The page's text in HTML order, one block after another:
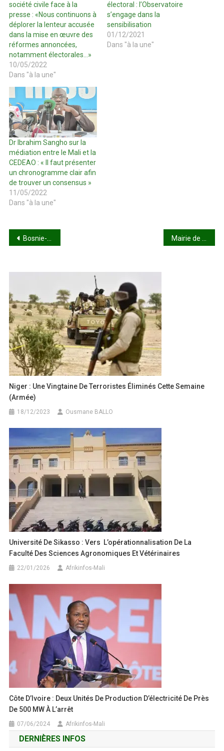
société civile face à la
presse : «Nous continuons à
déplorer la lenteur accusée
dans la mise en œuvre des
réformes annoncées,
notamment électorales…»
10/05/2022
Dans "à la une"
électoral : l’Observatoire
s’engage dans la
sensibilisation
01/12/2021
Dans "à la une"
Dr Ibrahim Sangho sur la
médiation entre le Mali et la
CEDEAO : « Il faut présenter
un chronogramme clair afin
de trouver un consensus »
11/05/2022
Dans "à la une"
Navigation
l’article
Bosnie-Herzégovine : Amadou Coulibaly signe au Fudbalski Klub Tuzla City
Niger : Une Vingtaine De Terroristes Éliminés Cette Semaine
(armée)
18/12/2023 Ousmane BALLO
Université De Sikasso : Vers L’opérationnalisation De La
Faculté Des Sciences Agronomiques Et Vétérinaires
22/01/2026 Afrikinfos-Mali
Côte D’Ivoire : Deux Unités De Production D’électricité De Près
De 500 MW À L’arrêt
07/06/2024 Afrikinfos-Mali
DERNIÈRES INFOS